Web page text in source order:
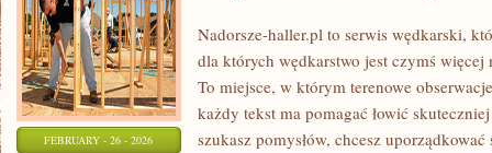
FEBRUARY - 26 - 2026
Nadorsze-haller.pl to serwis wędkarski,
dla których wędkarstwo jest czymś
To miejsce, w którym terenowe
każdy tekst ma pomagać łowić
szukasz pomysłów, chcesz